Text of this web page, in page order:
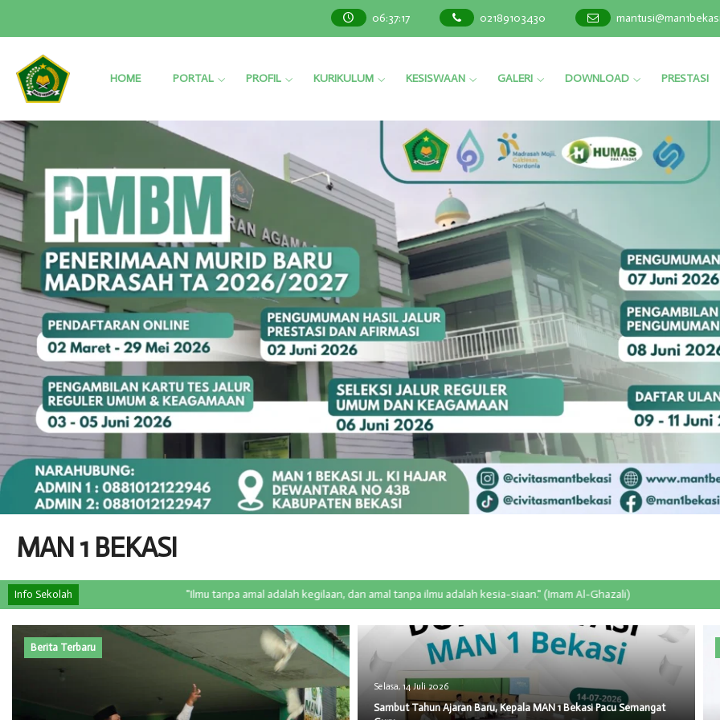
06:37:20 02189103430
HOME PORTAL PROFIL KURIKULUM KESISWAAN GALERI DOWNLOAD PRESTASI
MAN 1 BEKASI
Info Sekolah "Ilmu tanpa amal adalah kegilaan, dan amal tanpa ilmu adalah kesia-siaan." (Imam Al-Ghazali)
Berita Terbaru
Selasa, 14 Juli 2026
Sambut Tahun Ajaran Baru, Kepala MAN 1 Bekasi Pacu Semangat